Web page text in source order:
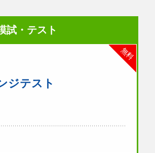
試・テスト
無料
ジテスト